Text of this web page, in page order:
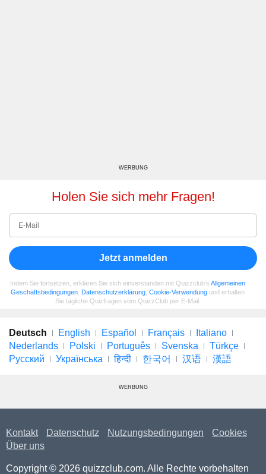
WERBUNG
Holen Sie sich mehr Fragen!
Jetzt anmelden
Indem Sie fortsetzen, erklären Sie sich einverstanden mit Quizzclub's Allgemeinen
Geschäftsbedingungen
Datenschutzerklärung Cookie-Verwendung und erhalten
Sie tägliche Quizfragen vom QuizzClub per E-Mail.
Deutsch English Español Français
Italiano
Nederlands
Polski Português Svenska
Türkçe
Русский
Українська हिन्दी 한국어 汉语 漢語
WERBUNG
Kontakt Datenschutz Nutzungsbedingungen
Cookies
Über uns
Copyright © 2026 quizzclub.com. Alle Rechte vorbehalten